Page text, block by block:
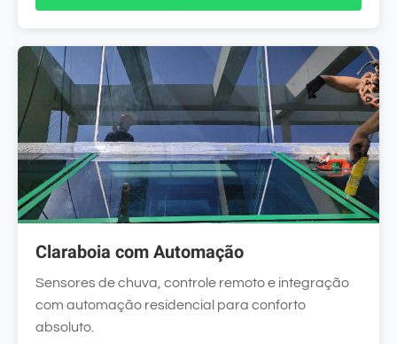
Claraboia com Automação
Sensores de chuva, controle remoto e integração
com automação residencial para conforto
absoluto.